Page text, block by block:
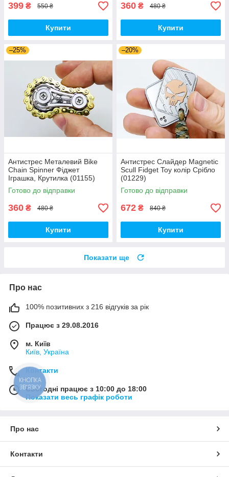
399 ₴ 550 ₴
Купити
360 ₴ 480 ₴
Купити
–25%
Антистрес Металевий Bike
Chain Spinner Фіджет
Іграшка, Крутилка (01155)
Готово до відправки
360 ₴ 480 ₴
Купити
–20%
Антистрес Слайдер Magnetic
Scull Fidget Toy колір Срібло
(01229)
Готово до відправки
672 ₴ 840 ₴
Купити
Показати ще
Про нас
100% позитивних з 216 відгуків за рік
Працює з 29.08.2016
м. Київ
Київ, Україна
Контакти
Сьогодні працює з 10:00 до 18:00
Показати весь графік роботи
Про нас
Контакти
КНОПКА
ЗВ'ЯЗКУ